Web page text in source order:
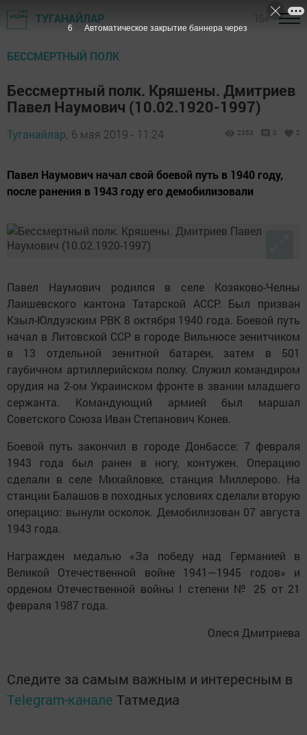
ТУГАНАЙЛАР
БЕССМЕРТНЫЙ ПОЛК
Бессмертный полк. Кряшены. Дмитриев
Павел Наумович (10.02.1920-1997)
Туганайлар, 6 мая 2019 - 11:24 2353 0 2
Павел Наумович начал свой боевой путь в 1940 году,
после ранения в 1943 году его демобилизовали
Павел Наумович родился в селе Козяково-Челны
Лаишевского кантона Татарской АССР. Был призван
Кзыл-Юлдузским РВК 8 октября 1940 года. Боевой путь
начал в Литовской ССР в городе Вильнюсе зенитчиком
в 13 отдельной зенитной батареи, затем в 501
гаубичном артиллерийском полку. Служил командиром
орудия на 2-ом Украинском фронте в звании младшего
сержанта. Командующий армией был маршал
Советского Союза Иван Степанович Конев.
Боевой путь закончил в городе Донбассе: 7 февраля
1943 года был ранен в ногу, контужен. Операцию
сделали в селе Михайловке, станция Миллерово. На
станции Балашов в походных условиях сделали вторую
операцию: вынули осколок. Демобилизован 07 августа
1943 года.
Награжден медалью «За победу над Германией в
Великой Отечественной войне 1941—1945 годов» и
орденом Отечественной войны I степени № 25 от 21
февраля 1987 года.
Олеся Дмитриева
Следите за самым важным и интересным в
Telegram-канале Татмедиа
5 Автоматическое закрытие баннера через